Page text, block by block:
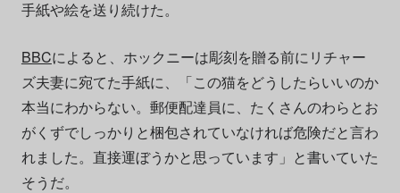
手紙や絵を送り続けた。
BBCによると、ホックニーは彫刻を贈る前にリチャー
ズ夫妻に宛てた手紙に、「この猫をどうしたらいいのか
本当にわからない。郵便配達員に、たくさんのわらとお
がくずでしっかりと梱包されていなければ危険だと言わ
れました。直接運ぼうかと思っています」と書いていた
そうだ。